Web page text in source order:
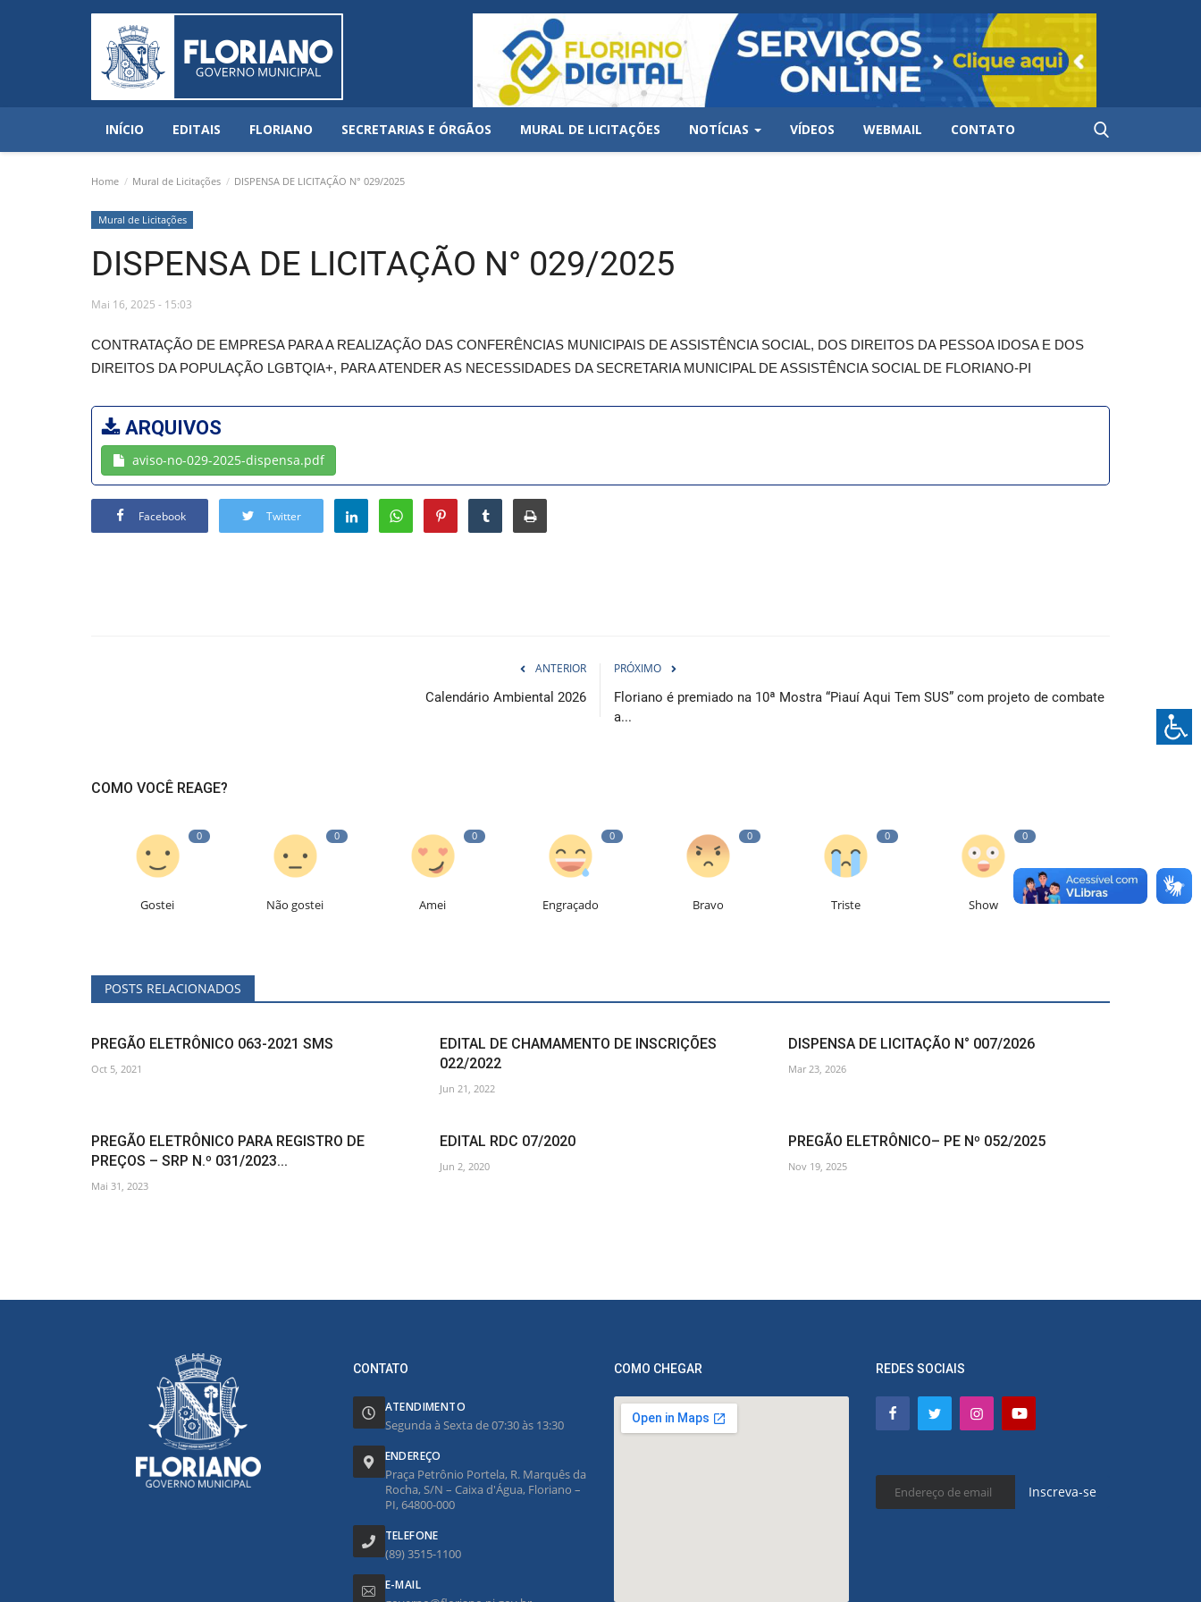
INÍCIO EDITAIS FLORIANO SECRETARIAS E ÓRGÃOS MURAL DE LICITAÇÕES NOTÍCIAS VÍDEOS WEBMAIL CONTATO
Home Mural de Licitações DISPENSA DE LICITAÇÃO N° 029/2025
Mural de Licitações
DISPENSA DE LICITAÇÃO N° 029/2025
Mai 16, 2025 - 15:03
CONTRATAÇÃO DE EMPRESA PARA A REALIZAÇÃO DAS CONFERÊNCIAS MUNICIPAIS DE ASSISTÊNCIA SOCIAL, DOS DIREITOS DA PESSOA IDOSA E DOS
DIREITOS DA POPULAÇÃO LGBTQIA+, PARA ATENDER AS NECESSIDADES DA SECRETARIA MUNICIPAL DE ASSISTÊNCIA SOCIAL DE FLORIANO-PI
ARQUIVOS
aviso-no-029-2025-dispensa.pdf
Facebook Twitter
ANTERIOR
Calendário Ambiental 2026
PRÓXIMO
Floriano é premiado na 10ª Mostra “Piauí Aqui Tem SUS” com projeto de combate
a...
COMO VOCÊ REAGE?
0
Gostei
0
Não gostei
0
Amei
0
Engraçado
0
Bravo
0
Triste
0
Show
POSTS RELACIONADOS
PREGÃO ELETRÔNICO 063-2021 SMS
Oct 5, 2021
EDITAL DE CHAMAMENTO DE INSCRIÇÕES
022/2022
Jun 21, 2022
DISPENSA DE LICITAÇÃO N° 007/2026
Mar 23, 2026
PREGÃO ELETRÔNICO PARA REGISTRO DE
PREÇOS – SRP N.º 031/2023...
Mai 31, 2023
EDITAL RDC 07/2020
Jun 2, 2020
PREGÃO ELETRÔNICO– PE Nº 052/2025
Nov 19, 2025
CONTATO
ATENDIMENTO
Segunda à Sexta de 07:30 às 13:30
ENDEREÇO
Praça Petrônio Portela, R. Marquês da
Rocha, S/N – Caixa d'Água, Floriano –
PI, 64800-000
TELEFONE
(89) 3515-1100
E-MAIL
COMO CHEGAR REDES SOCIAIS
Inscreva-se